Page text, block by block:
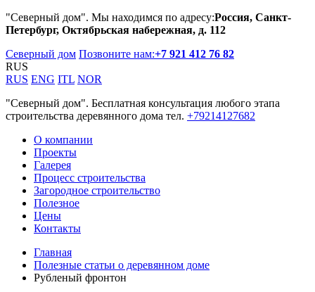
"Северный дом". Мы находимся по адресу:Россия, Санкт-
Петербург, Октябрьская набережная, д. 112
Северный дом Позвоните нам:+7 921 412 76 82
RUS
RUS ENG ITL NOR
"Северный дом". Бесплатная консультация любого этапа
строительства деревянного дома тел. +79214127682
О компании
Проекты
Галерея
Процесс строительства
Загородное строительство
Полезное
Цены
Контакты
Главная
Полезные статьи о деревянном доме
Рубленый фронтон